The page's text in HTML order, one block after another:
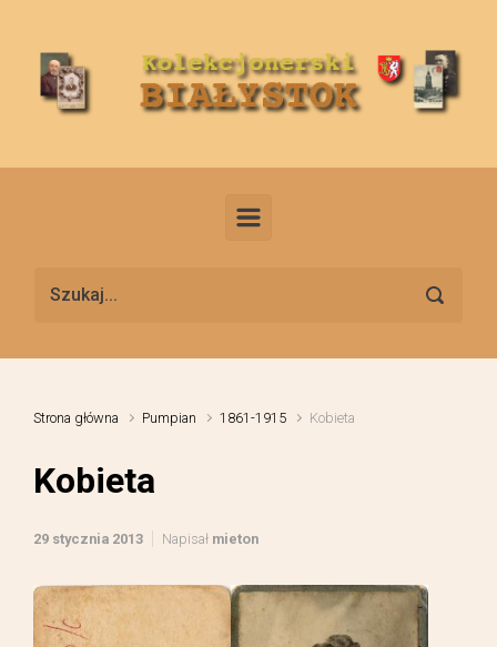
Strona główna Pumpian 1861-1915 Kobieta
Kobieta
29 stycznia 2013 Napisał mieton